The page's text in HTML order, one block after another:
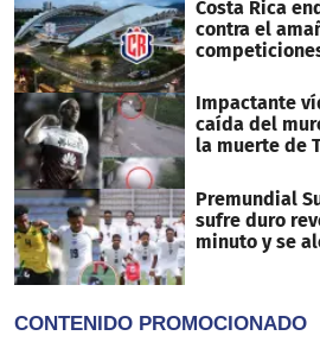
Costa Rica
contra el
Impactante
caída del
la muerte de
Premundial
sufre duro
minuto y se